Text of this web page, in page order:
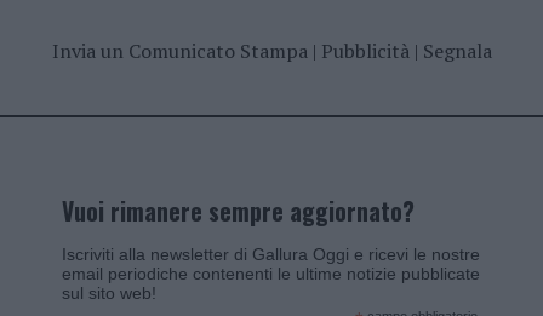
Invia un Comunicato Stampa| Pubblicità| Segnala
Vuoi rimanere sempre aggiornato?
Iscriviti alla newsletter di Gallura Oggi e ricevi le nostre
email periodiche contenenti le ultime notizie pubblicate
sul sito web!